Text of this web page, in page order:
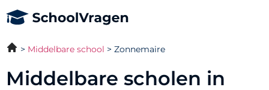
Middelbare school Zonnemaire
Middelbare scholen in